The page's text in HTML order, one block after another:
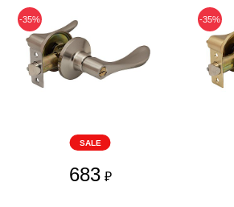
-35%
SALE
683 ₽
-35%